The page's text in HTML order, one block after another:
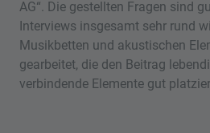
AG“. Die gestellten Fragen sind
Interviews insgesamt sehr rund
Musikbetten und akustischen
gearbeitet, die den Beitrag
verbindende Elemente gut